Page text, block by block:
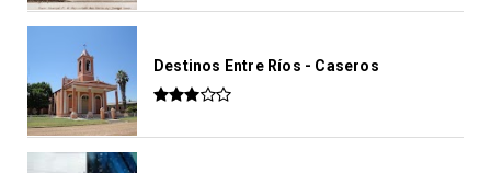
Destinos Entre Ríos - Caseros